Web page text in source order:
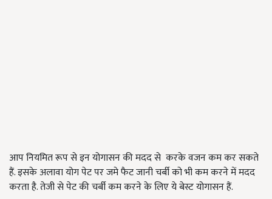
आप नियमित रूप से इन योगासन की मदद से करके वजन कम कर सकते
हैं. इसके अलावा योग पेट पर जमे फैट जानी चर्बी को भी कम करने में मदद
करता है. तेजी से पेट की चर्बी कम करने के लिए ये बेस्ट योगासन हैं.